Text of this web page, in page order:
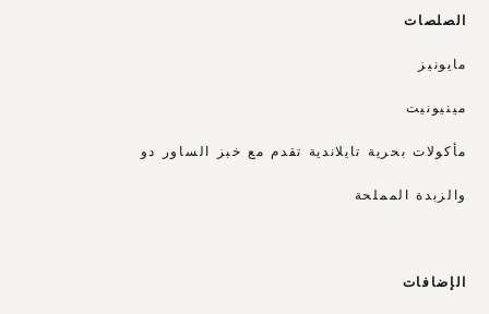
الصلصات
مايونيز
مينيونيت
مأكولات بحرية تايلاندية تقدم مع خبز الساور دو
والزبدة المملحة
الإضافات